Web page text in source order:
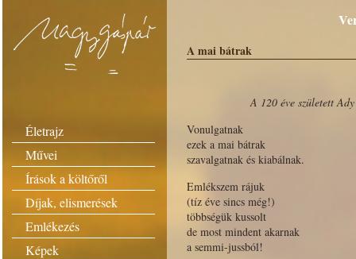
Életrajz
Művei
Írások a költőről
Díjak, elismerések
Emlékezés
Képek
A mai bátrak
A 120 éve született
Vonulgatnak
ezek a mai bátrak
szavalgatnak és kiabálnak.
Emlékszem rájuk
(tíz éve sincs még!)
többségük kussolt
de most mindent akarnak
a semmi-jussból!